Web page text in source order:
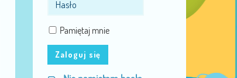
Pamiętaj mnie
Zaloguj się